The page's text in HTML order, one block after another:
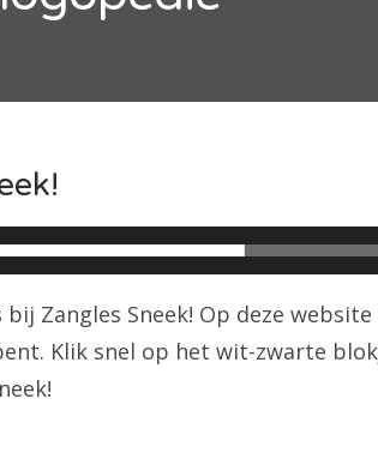
Zangles Sneek! Op deze
Klik snel op het wit-zwarte